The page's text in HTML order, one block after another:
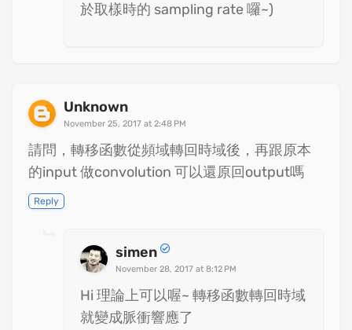
於取樣時的 sampling rate 囉~)
Unknown
November 25, 2017 at 2:48 PM
請問，轉移函數從頻域轉回時域後，再跟原本
的input 做convolution 可以還原回output嗎
Reply
simen
November 28, 2017 at 8:12 PM
Hi 理論上可以喔~ 轉移函數轉回時域
就變成脈衝響應了